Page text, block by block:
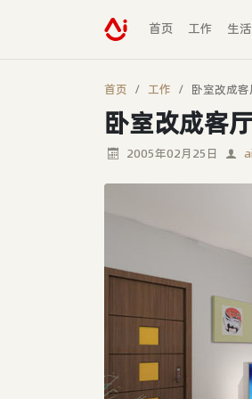
首页 工作 生活
首页 工作 卧室改成
卧室改成客
2005年02月25日